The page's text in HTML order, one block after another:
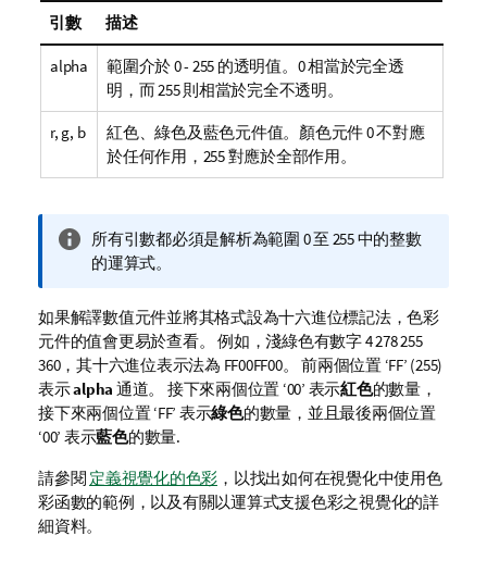
引數 描述
alpha
範圍介於 0 - 255 的透明值。0 相當於完全透
明，而 255 則相當於完全不透明。
r, g, b
紅色、綠色及藍色元件值。顏色元件 0 不對應
於任何作用，255 對應於全部作用。
資
訊
註
所有引數都必須是解析為範圍 0 至 255 中的整數
的運算式。
如果解譯數值元件並將其格式設為十六進位標記法，色彩
元件的值會更易於查看。 例如，淺綠色有數字 4 278 255
360，其十六進位表示法為 FF00FF00。 前兩個位置 ‘FF’ (255)
表示alpha 通道。 接下來兩個位置 ‘00’ 表示紅色的數量，
接下來兩個位置 ‘FF’ 表示綠色的數量，並且最後兩個位置
‘00’ 表示藍色的數量.
請參閱 定義視覺化的色彩 ，以找出如何在視覺化中使用色
彩函數的範例，以及有關以運算式支援色彩之視覺化的詳
細資料。